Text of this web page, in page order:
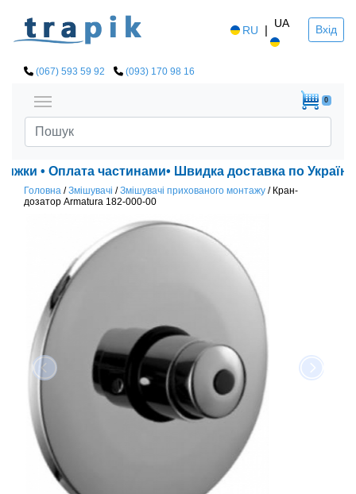
RU | UA Вхід
(067) 593 59 92 (093) 170 98 16
0
• Оплата частинами• Швидка доставка по Україні!
Головна /Змішувачі /Змішувачі прихованого монтажу / Кран-
дозатор Armatura 182-000-00